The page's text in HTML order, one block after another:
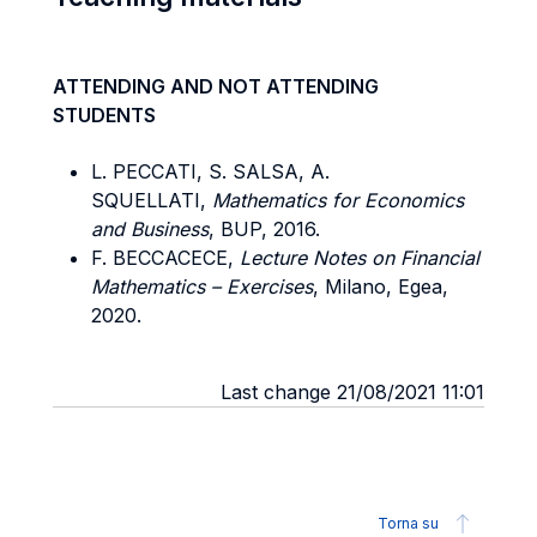
ATTENDING AND NOT ATTENDING
STUDENTS
L. PECCATI, S. SALSA, A.
SQUELLATI, Mathematics for Economics
and Business, BUP, 2016.
F. BECCACECE, Lecture Notes on Financial
Mathematics – Exercises, Milano, Egea,
2020.
Last change 21/08/2021 11:01
Torna su